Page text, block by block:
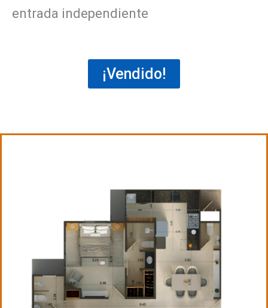
entrada independiente
¡Vendido!